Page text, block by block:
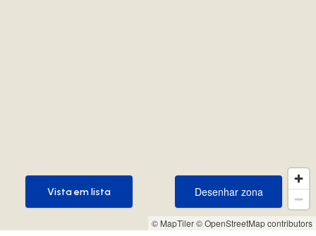
© MapTiler© OpenStreetMap contributors
Desenhar zona
Desenhar zona
Vista em lista
Vista em lista